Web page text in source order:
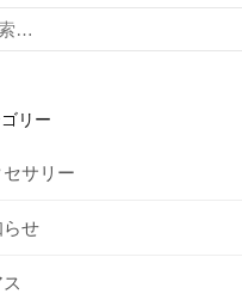
リー
セサリー
らせ